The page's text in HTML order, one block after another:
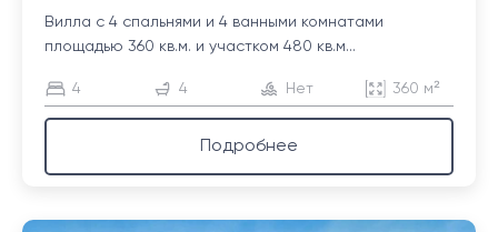
Вилла с 4 спальнями и 4 ванными комнатами
площадью 360 кв.м. и участком 480 кв.м...
4 4 Нет 360 м²
Подробнее